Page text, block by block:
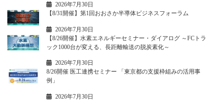
2026年7月30日
【8/31開催】第1回おおさか半導体ビジネスフォーラム
2026年7月30日
【8/26開催】水素エネルギーセミナー・ダイアログ ～FCトラ
ック1000台が変える、長距離輸送の脱炭素化～
2026年7月30日
8/26開催 医工連携セミナー 「東京都の支援枠組みの活用事
例」
2026年7月30日